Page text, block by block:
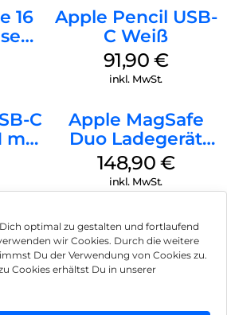
optimal zu gestalten und fortlaufend
wir Cookies. Durch die weitere
Du der Verwendung von Cookies zu.
Cookies erhältst Du in unserer
16
Apple Pencil USB-
C Weiß
91,90 €
inkl. MwSt.
C
m
Apple MagSafe
Duo Ladegerät
Weiß
148,90 €
inkl. MwSt.